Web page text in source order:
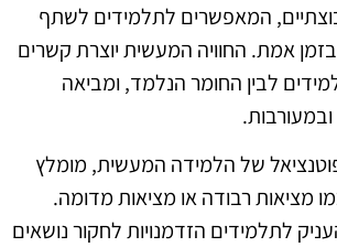
המאפשרים לתלמידים לשתף
אמת. החוויה המעשית יוצרת קשרים
לבין החומר הנלמד, ומביאה
של הלמידה המעשית, מומלץ
מציאות רבודה או מציאות מדומה.
לתלמידים הזדמנויות לחקור נושאים